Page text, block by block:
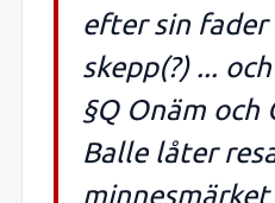
efter sin fader
skepp(?) ...
§Q Onäm och
Balle låter